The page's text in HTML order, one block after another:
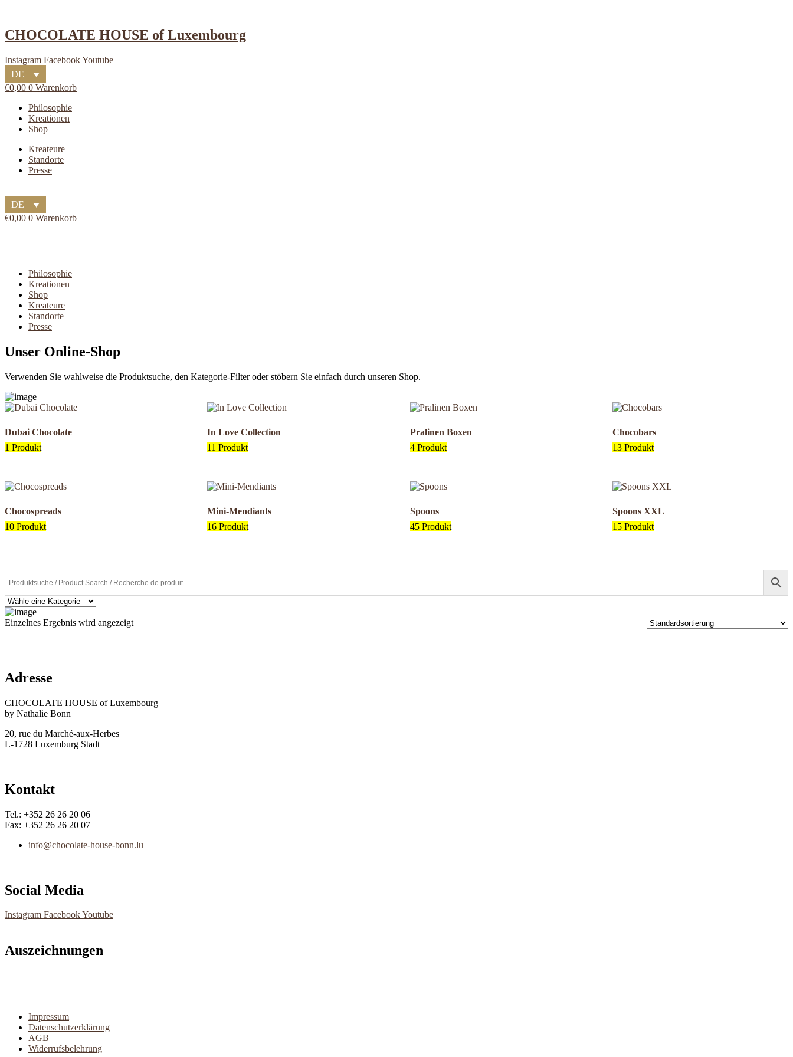
springen
CHOCOLATE HOUSE of Luxembourg
Instagram FacebookYoutube
DE
€0,00 0 Warenkorb
Main
Menu
Philosophie
Kreationen
Shop
Main
Menu
Kreateure
Standorte
Presse
DE
€0,00 0 Warenkorb
Philosophie
Kreationen
Shop
Kreateure
Standorte
Presse
Unser Online-Shop
Verwenden Sie wahlweise die Produktsuche, den Kategorie-Filter oder stöbern Sie einfach durch unseren Shop.
Dubai Chocolate
1 Produkt
In Love Collection
11 Produkt
Pralinen Boxen
4 Produkt
Chocobars
13 Produkt
Chocospreads
10 Produkt
Mini-Mendiants
16 Produkt
Spoons
45 Produkt
Spoons XXL
15 Produkt
Einzelnes Ergebnis wird angezeigt
Adresse
CHOCOLATE HOUSE of Luxembourg
by Nathalie Bonn
20, rue du Marché-aux-Herbes
L-1728 Luxemburg Stadt
Kontakt
Tel.: +352 26 26 20 06
Fax: +352 26 26 20 07
info@chocolate-house-bonn.lu
Social Media
Instagram FacebookYoutube
Auszeichnungen
Main
Menu
Impressum
Datenschutzerklärung
AGB
Widerrufsbelehrung